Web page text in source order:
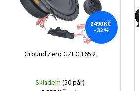
2 490 KČ
–32 %
Ground Zero GZFC 165.2
Skladem(50 pár)